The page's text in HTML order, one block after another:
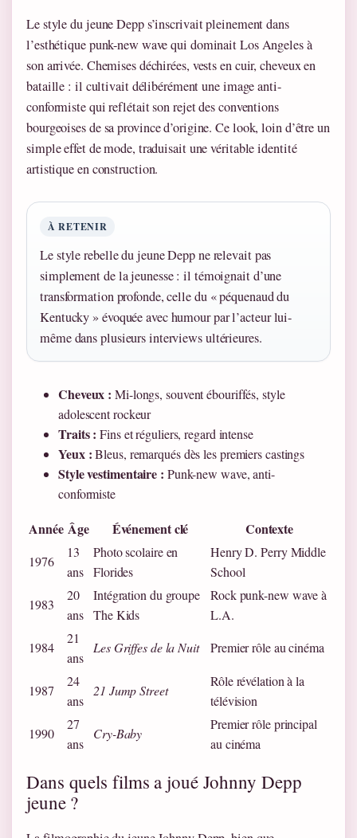
Le style du jeune Depp s’inscrivait pleinement dans
l’esthétique punk-new wave qui dominait Los Angeles à
son arrivée. Chemises déchirées, vests en cuir, cheveux en
bataille : il cultivait délibérément une image anti-
conformiste qui reflétait son rejet des conventions
bourgeoises de sa province d’origine. Ce look, loin d’être un
simple effet de mode, traduisait une véritable identité
artistique en construction.
À RETENIR
Le style rebelle du jeune Depp ne relevait pas
simplement de la jeunesse : il témoignait d’une
transformation profonde, celle du « péquenaud du
Kentucky » évoquée avec humour par l’acteur lui-
même dans plusieurs interviews ultérieures.
Cheveux : Mi-longs, souvent ébouriffés, style
adolescent rockeur
Traits : Fins et réguliers, regard intense
Yeux :Bleus, remarqués dès les premiers castings
Style vestimentaire : Punk-new wave, anti-
conformiste
Année Âge Événement clé Contexte
1976
13
ans
Photo scolaire en
Florides
Henry D. Perry Middle
School
1983
20
ans
Intégration du groupe
The Kids
Rock punk-new wave à
L.A.
1984
21
ans
Les Griffes de la Nuit Premier rôle au cinéma
1987
24
ans
21 Jump Street
Rôle révélation à la
télévision
1990
27
ans
Cry-Baby
Premier rôle principal
au cinéma
Dans quels films a joué Johnny Depp
jeune ?